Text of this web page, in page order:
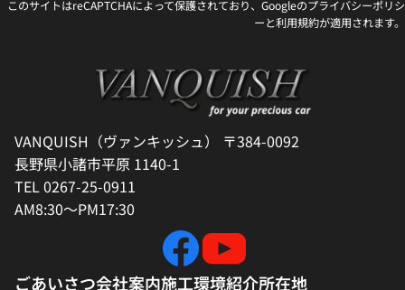
このサイトはreCAPTCHAによって保護されており、Googleのプライバシーポリシ
ーと利用規約が適用されます。
VANQUISH（ヴァンキッシュ） 〒384-0092
長野県小諸市平原 1140-1
TEL 0267-25-0911
AM8:30～PM17:30
ごあいさつ会社案内施工環境紹介所在地